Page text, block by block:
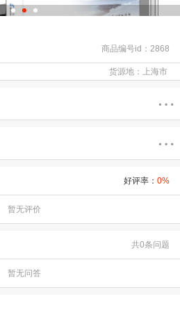
商品编号id：2868
货源地：上海市
好评率： 0%
暂无评价
共0条问题
暂无问答